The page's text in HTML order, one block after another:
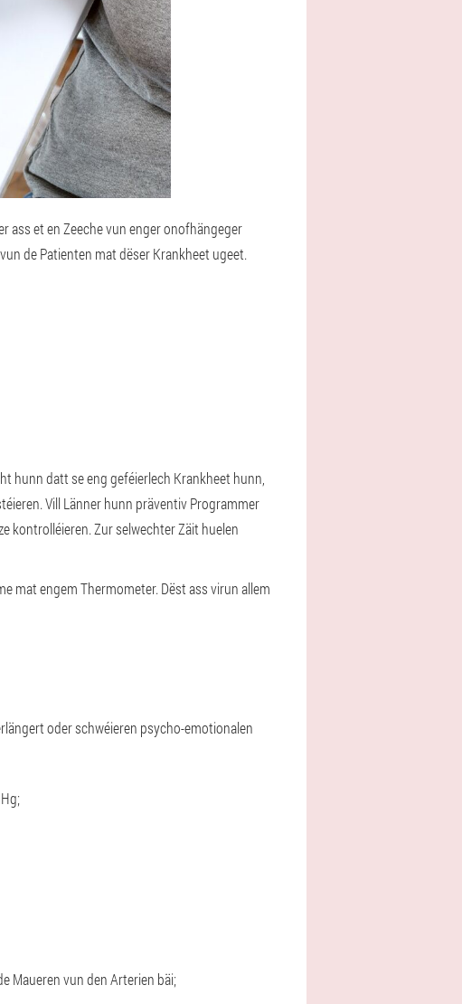
ass et en Zeeche vun enger onofhängeger
de Patienten mat dëser Krankheet ugeet.
hunn datt se eng geféierlech Krankheet hunn,
Vill Länner hunn präventiv Programmer
kontrolléieren. Zur selwechter Zäit huelen
mat engem Thermometer. Dëst ass virun allem
oder schwéieren psycho-emotionalen
Maueren vun den Arterien bäi;